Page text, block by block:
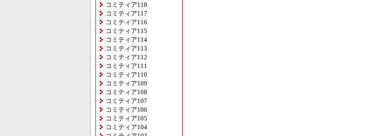
コミティア118
コミティア117
コミティア116
コミティア115
コミティア114
コミティア113
コミティア112
コミティア111
コミティア110
コミティア109
コミティア108
コミティア107
コミティア106
コミティア105
コミティア104